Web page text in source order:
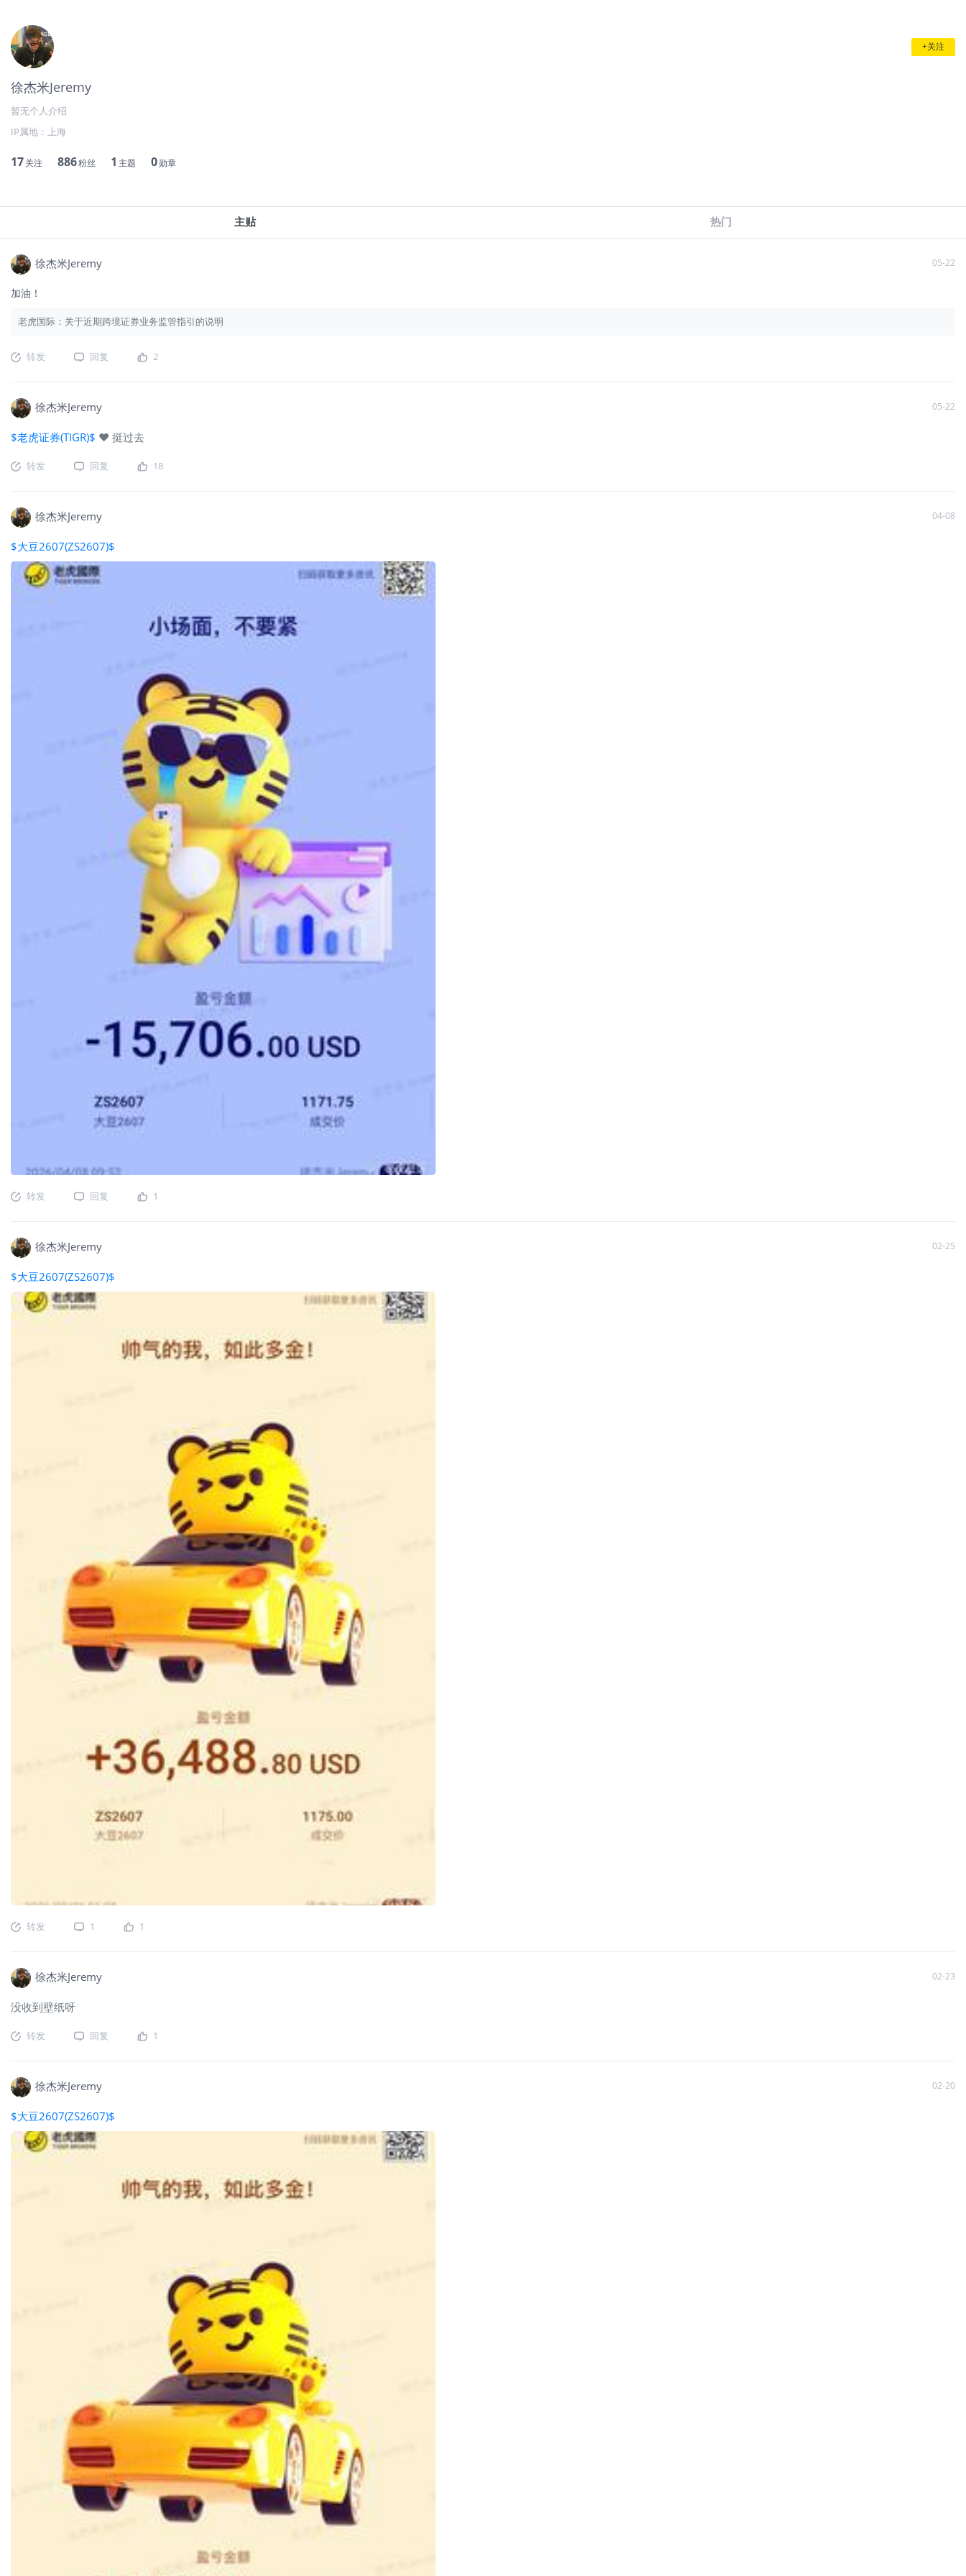
+关注
徐杰米Jeremy
暂无个人介绍
IP属地：
上海
17关注 886粉丝 1 主题 0勋章
主贴 热门
徐杰米Jeremy 05-22
加油！
老虎国际：关于近期跨境证券业务监管指引的说明
转发 回复 2
徐杰米Jeremy 05-22
$老虎证券(TIGR)$ ❤️ 挺过去
转发 回复 18
徐杰米Jeremy 04-08
$大豆2607(ZS2607)$
转发 回复 1
徐杰米Jeremy 02-25
$大豆2607(ZS2607)$
转发 1 1
徐杰米Jeremy 02-23
没收到壁纸呀
转发 回复 1
徐杰米Jeremy 02-20
$大豆2607(ZS2607)$